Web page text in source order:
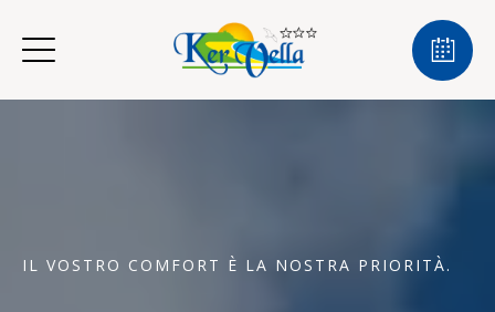
IL VOSTRO COMFORT È LA NOSTRA PRIORITÀ.